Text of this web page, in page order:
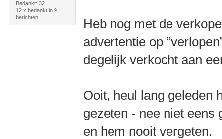
Bedankt: 32
12 x bedankt in 9
berichten
Heb nog met de
advertentie op
degelijk verkocht aan
Ooit, heul lang geleden
gezeten - nee niet eens
en hem nooit vergeten.